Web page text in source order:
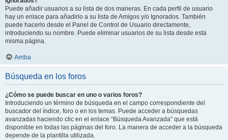
Puede añadir usuarios a su lista de dos maneras. En cada perfil de usuario
hay un enlace para añadirlo a su lista de Amigos y/o Ignorados. También
puede hacerlo desde el Panel de Control de Usuario directamente,
introduciendo su nombre. Puede eliminar usuarios de su lista desde esta
misma página.
Arriba
Búsqueda en los foros
¿Cómo se puede buscar en uno o varios foros?
Introduciendo un término de búsqueda en el campo correspondiente del
buscador del índice, foro o en los temas. Puede acceder a búsquedas
avanzadas haciendo clic en el enlace “Búsqueda Avanzada” que está
disponible en todas las páginas del foro. La manera de acceder a la búsqueda
depende de la plantilla utilizada.